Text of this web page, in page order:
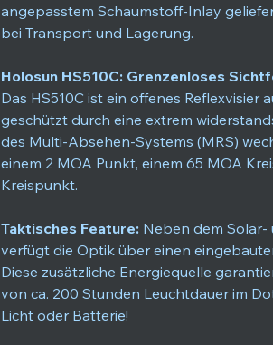
angepasstem Schaumstoff-Inlay
bei Transport und Lagerung.
Holosun HS510C: Grenzenloses
Das HS510C ist ein offenes Reflexvisier
geschützt durch eine extrem
des Multi-Absehen-Systems (MRS)
einem 2 MOA Punkt, einem 65 MOA
Kreispunkt.
Taktisches Feature: Neben dem
verfügt die Optik über einen
Diese zusätzliche Energiequelle
von ca. 200 Stunden Leuchtdauer im
Licht oder Batterie!